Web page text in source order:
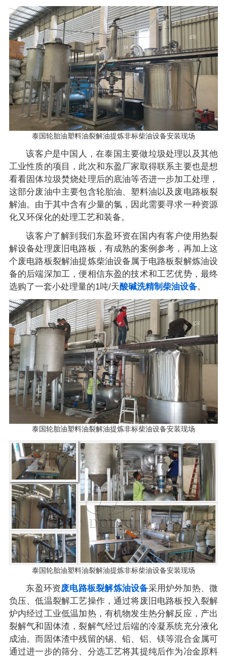
泰国轮胎油塑料油裂解油提炼非标柴油设备安装现场
该客户是中国人，在泰国主要做垃圾处理以及其他
工业性质的项目，此次和东盈厂家取得联系主要也是想
看看固体垃圾焚烧处理后的底油等否进一步加工处理，
这部分废油中主要包含轮胎油、塑料油以及废电路板裂
解油。由于其中含有少量的氯，因此需要寻求一种资源
化又环保化的处理工艺和装备。
该客户了解到我们东盈环资在国内有客户使用热裂
解设备处理废旧电路板，有成熟的案例参考，再加上这
个废电路板裂解油提炼柴油设备属于电路板裂解炼油设
备的后端深加工，便相信东盈的技术和工艺优势，最终
选购了一套小处理量的1吨/天酸碱洗精制柴油设备。
泰国轮胎油塑料油裂解油提炼非标柴油设备安装现场
泰国轮胎油塑料油裂解油提炼非标柴油设备安装现场
东盈环资废电路板裂解炼油设备采用炉外加热、微
负压、低温裂解工艺操作，通过将废旧电路板投入裂解
炉内经过工业低温加热，有机物发生热分解反应，产出
裂解气和固体渣，裂解气经过后端的冷凝系统充分液化
成油。而固体渣中残留的锡、铅、铝、镁等混合金属可
通过进一步的筛分、分选工艺将其提纯后作为冶金原料